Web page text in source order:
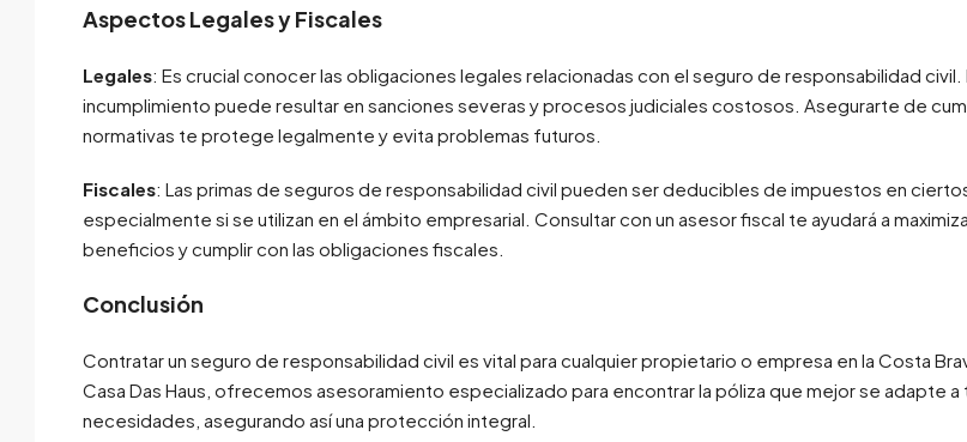
Aspectos Legales y Fiscales
Legales: Es crucial conocer las obligaciones legales relacionadas con el seguro de responsabilidad civil.
incumplimiento puede resultar en sanciones severas y procesos judiciales costosos. Asegurarte de
normativas te protege legalmente y evita problemas futuros.
Fiscales: Las primas de seguros de responsabilidad civil pueden ser deducibles de impuestos en
especialmente si se utilizan en el ámbito empresarial. Consultar con un asesor fiscal te ayudará a
beneficios y cumplir con las obligaciones fiscales.
Conclusión
Contratar un seguro de responsabilidad civil es vital para cualquier propietario o empresa en la Costa
Casa Das Haus, ofrecemos asesoramiento especializado para encontrar la póliza que mejor se adapte a
necesidades, asegurando así una protección integral.